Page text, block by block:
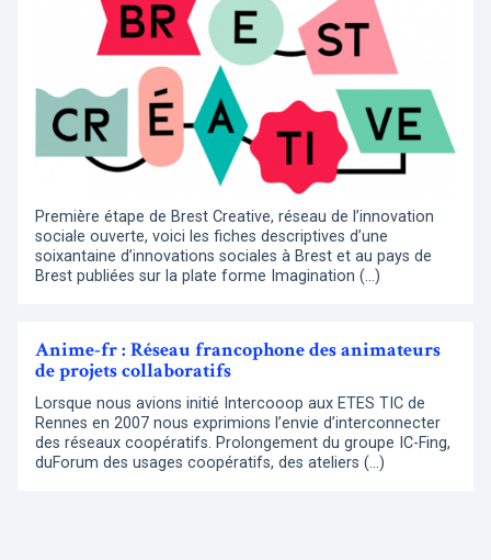
Première étape de Brest Creative, réseau de l’innovation
sociale ouverte, voici les fiches descriptives d’une
soixantaine d’innovations sociales à Brest et au pays de
Brest publiées sur la plate forme Imagination (…)
Anime-fr : Réseau francophone des animateurs
de projets collaboratifs
Lorsque nous avions initié Intercooop aux ETES TIC de
Rennes en 2007 nous exprimions l’envie d’interconnecter
des réseaux coopératifs. Prolongement du groupe IC-Fing,
duForum des usages coopératifs, des ateliers (…)